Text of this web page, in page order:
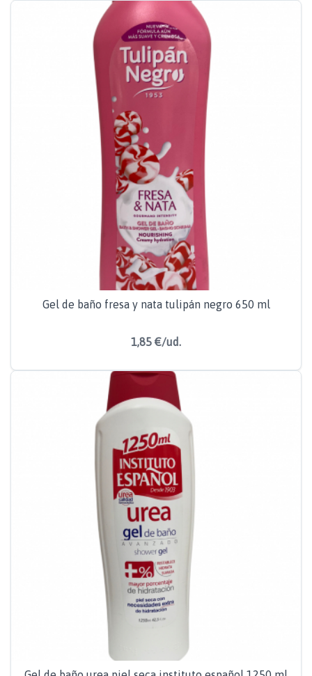
Gel de baño fresa y nata tulipán negro 650 ml
1,85 €/ud.